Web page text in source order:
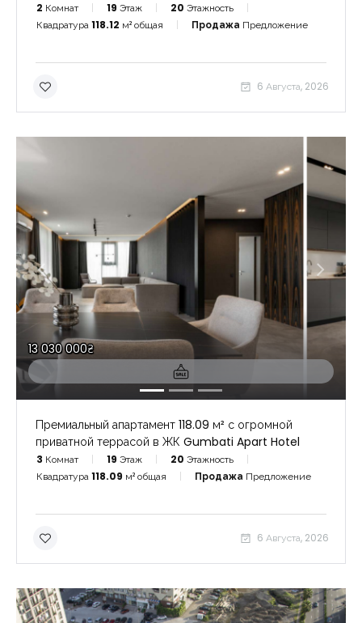
2 Комнат 19 Этаж 20 Этажность
Квадратура118.12 м² общая Продажа Предложение
6 Августа, 2026
13 030 000₴
Премиальный апартамент 118.09 м² с огромной
приватной террасой в ЖК Gumbati Apart Hotel
3 Комнат 19 Этаж 20 Этажность
Квадратура118.09 м² общая Продажа Предложение
6 Августа, 2026